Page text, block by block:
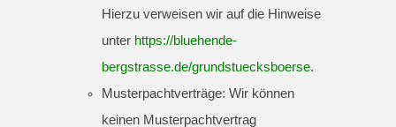
Hierzu verweisen wir auf die Hinweise
unter https://bluehende-
bergstrasse.de/grundstuecksboerse.
Musterpachtverträge: Wir können
keinen Musterpachtvertrag